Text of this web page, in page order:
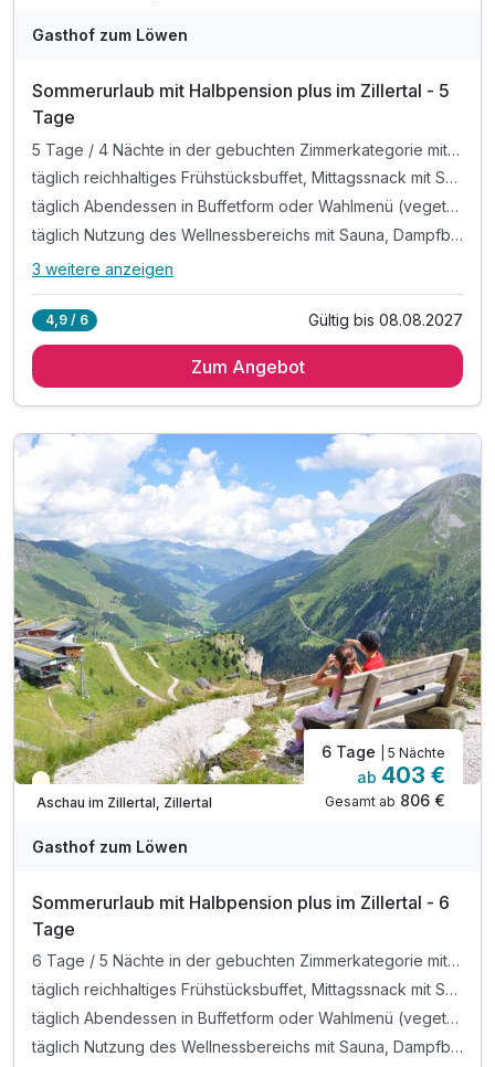
Gasthof zum Löwen
Sommerurlaub mit Halbpension plus im Zillertal - 5
Tage
5 Tage / 4 Nächte in der gebuchten Zimmerkategorie mit All Inklusive
täglich reichhaltiges Frühstücksbuffet, Mittagssnack mit Suppen, Salaten und kleinen Gerichten, Kaffee und Kuchen am Nachmittag
täglich Abendessen in Buffetform oder Wahlmenü (vegetarisch möglich) sowie Auswahl an Getränken (Bier, Tischwein, alkoholfreie Getränke) von 16-20 Uhr (im Speisesaal, nicht im Restaurant)
täglich Nutzung des Wellnessbereichs mit Sauna, Dampfbad und Infrarotkabine
Alle Inklusivleistungen
All Inklusive
täglich reichhaltiges Frühstücksbuffet, Mittagssnack mit
Kuchen am Nachmittag
täglich Abendessen in Buffetform oder Wahlmenü
(vegetarisch möglich) sowie Auswahl an Getränken (Bier,
Tischwein, alkoholfreie Getränke) von 16-20 Uhr (im
Speisesaal, nicht im Restaurant)
täglich Nutzung des Wellnessbereichs mit Sauna,
Dampfbad und Infrarotkabine
1 x Grillabend pro Woche (witterungsabhängig, von Juni-
September)
Parken am Hotel (nach Verfügbarkeit)
WLAN
3 weitere anzeigen
4,9 / 6 Gültig bis 08.08.2027
Zum Angebot
Teilweise ausgelastet
Aschau im Zillertal, Zillertal
6 Tage | 5 Nächte
ab 403 €
Gesamt ab 806 €
Gasthof zum Löwen
Sommerurlaub mit Halbpension plus im Zillertal - 6
Tage
6 Tage / 5 Nächte in der gebuchten Zimmerkategorie mit All Inklusive
täglich reichhaltiges Frühstücksbuffet, Mittagssnack mit Suppen, Salaten und kleinen Gerichten, Kaffee und Kuchen am Nachmittag
täglich Abendessen in Buffetform oder Wahlmenü (vegetarisch möglich) sowie Auswahl an Getränken (Bier, Tischwein, alkoholfreie Getränke) von 16-20 Uhr (im Speisesaal, nicht im Restaurant)
täglich Nutzung des Wellnessbereichs mit Sauna, Dampfbad und Infrarotkabine